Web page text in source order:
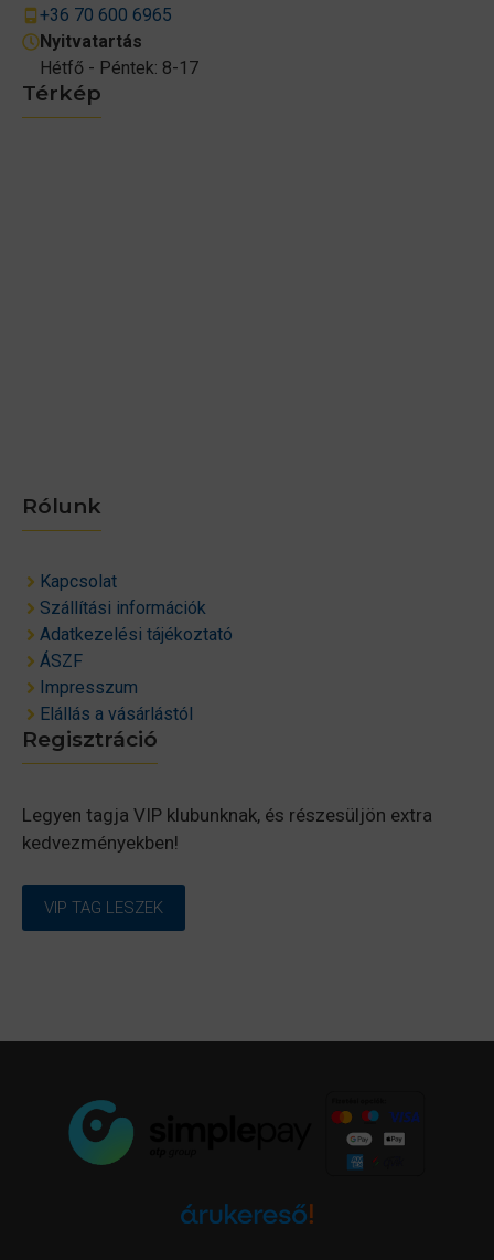
Térkép
Rólunk
Kapcsolat
Szállítási információk
Adatkezelési tájékoztató
ÁSZF
Impresszum
Elállás a vásárlástól
+36 70 600 6965
Nyitvatartás
Hétfő - Péntek: 8-17
Regisztráció
Legyen tagja VIP klubunknak, és részesüljön extra
kedvezményekben!
VIP TAG LESZEK